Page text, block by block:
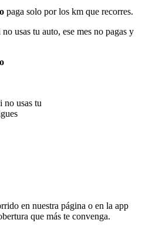
paga solo por los km que recorres.
usas tu auto, ese mes no pagas y
no usas tu
en nuestra página o en la app
que más te convenga.